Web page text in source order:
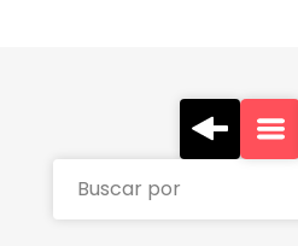
Buscar por